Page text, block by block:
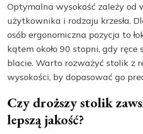
Optymalna wysokość zależy od
użytkownika i rodzaju krzesła.
osób ergonomiczna pozycja to
kątem około 90 stopni, gdy ręce
blacie. Warto rozważyć stolik z
wysokości, by dopasować go
Czy droższy stolik
lepszą jakość?